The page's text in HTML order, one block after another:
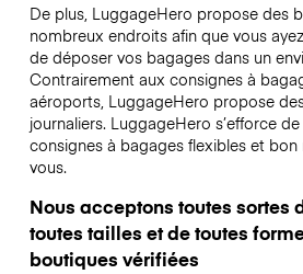
De plus, LuggageHero propose des
nombreux endroits afin que vous
de déposer vos bagages dans un
Contrairement aux consignes à
aéroports, LuggageHero propose
journaliers. LuggageHero s’efforce
consignes à bagages flexibles et
vous.
Nous acceptons toutes sortes
toutes tailles et de toutes
boutiques vérifiées